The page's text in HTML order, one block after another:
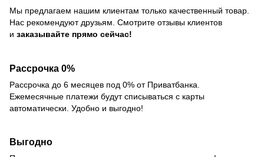
Мы предлагаем нашим клиентам только качественный товар.
Нас рекомендуют друзьям. Смотрите отзывы клиентов
и заказывайте прямо сейчас!
Рассрочка 0%
Рассрочка до 6 месяцев под 0% от Приватбанка.
Ежемесячные платежи будут списываться с карты
автоматически. Удобно и выгодно!
Выгодно